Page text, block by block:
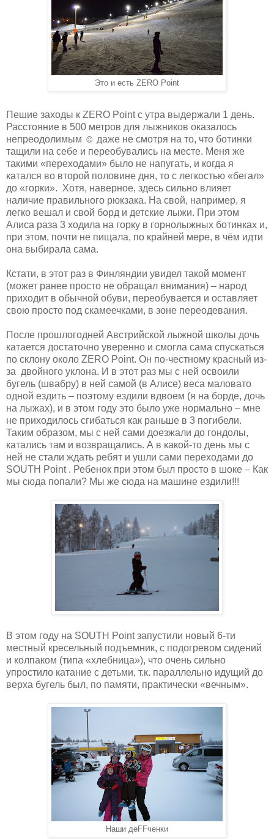
Это и есть ZERO Point
Пешие заходы к ZERO Point с утра выдержали 1 день.
Расстояние в 500 метров для лыжников оказалось
непреодолимым ☺ даже не смотря на то, что ботинки
тащили на себе и переобувались на месте. Меня же
такими «переходами» было не напугать, и когда я
катался во второй половине дня, то с легкостью «бегал»
до «горки». Хотя, наверное, здесь сильно влияет
наличие правильного рюкзака. На свой, например, я
легко вешал и свой борд и детские лыжи. При этом
Алиса раза 3 ходила на горку в горнолыжных ботинках и,
при этом, почти не пищала, по крайней мере, в чём идти
она выбирала сама.
Кстати, в этот раз в Финляндии увидел такой момент
(может ранее просто не обращал внимания) – народ
приходит в обычной обуви, переобувается и оставляет
свою просто под скамеечками, в зоне переодевания.
После прошлогодней Австрийской лыжной школы дочь
катается достаточно уверенно и смогла сама спускаться
по склону около ZERO Point. Он по-честному красный из-
за двойного уклона. И в этот раз мы с ней освоили
бугель (швабру) в ней самой (в Алисе) веса маловато
одной ездить – поэтому ездили вдвоем (я на борде, дочь
на лыжах), и в этом году это было уже нормально – мне
не приходилось сгибаться как раньше в 3 погибели.
Таким образом, мы с ней сами доезжали до гондолы,
катались там и возвращались. А в какой-то день мы с
ней не стали ждать ребят и ушли сами переходами до
SOUTH Point . Ребенок при этом был просто в шоке – Как
мы сюда попали? Мы же сюда на машине ездили!!!
В этом году на SOUTH Point запустили новый 6-ти
местный кресельный подъемник, с подогревом сидений
и колпаком (типа «хлебница»), что очень сильно
упростило катание с детьми, т.к. параллельно идущий до
верха бугель был, по памяти, практически «вечным».
Наши деFFченки